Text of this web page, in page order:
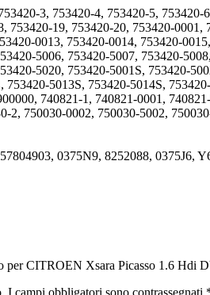
3, 753420-4, 753420-5,
753420-19, 753420-20, 753420-
0013, 753420-0014, 753420-
5006, 753420-5007, 753420-
5020, 753420-5001S, 753420-
753420-5013S, 753420-5014S,
740821-1, 740821-0001,
2, 750030-0002, 750030-5002,
0375N9, 8252088, 0375J6,
per CITROEN Xsara Picasso 1.6 Hdi
I campi obbligatori sono contrassegnati